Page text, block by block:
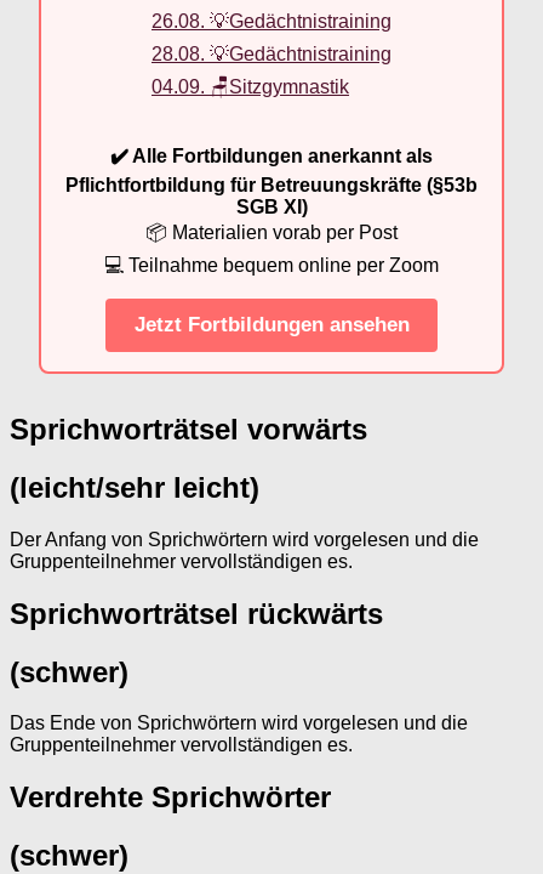
26.08. 💡Gedächtnistraining
28.08. 💡Gedächtnistraining
04.09. 🪑Sitzgymnastik
✔️ Alle Fortbildungen anerkannt als
Pflichtfortbildung für Betreuungskräfte (§53b
SGB XI)
📦 Materialien vorab per Post
💻 Teilnahme bequem online per Zoom
Jetzt Fortbildungen ansehen
Sprichworträtsel vorwärts
(leicht/sehr leicht)
Der Anfang von Sprichwörtern wird vorgelesen und die
Gruppenteilnehmer vervollständigen es.
Sprichworträtsel rückwärts
(schwer)
Das Ende von Sprichwörtern wird vorgelesen und die
Gruppenteilnehmer vervollständigen es.
Verdrehte Sprichwörter
(schwer)